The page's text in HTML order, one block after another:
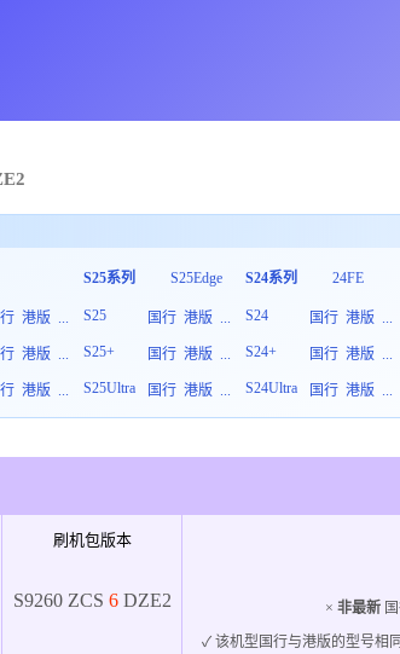
港版 ...
港版 ...
港版 ...
S25系列 S25Edge
S25 国行 港版 ...
S25+
国行 港版 ...
S25Ultra
国行 港版 ...
S24系列 24FE
S24 国行 港版 ...
S24+
国行 港版 ...
S24Ultra
国行 港版 ...
刷机包版本
S9260 ZCS 6 DZE2 × 非最新国
✓ 该机型国行与港版的型号相